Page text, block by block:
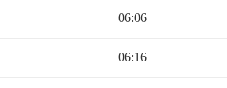
06:06
06:16